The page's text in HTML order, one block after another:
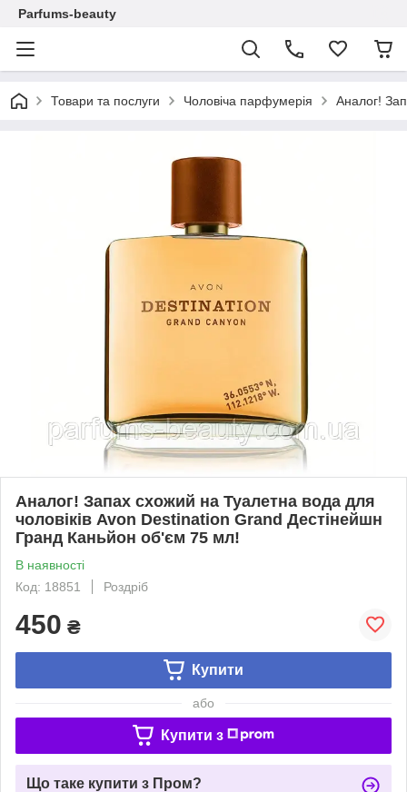
Parfums-beauty
Товари та послуги Чоловіча парфумерія Аналог!
Аналог! Запах схожий на Туалетна вода для
чоловіків Avon Destination Grand Дестінейшн
Гранд Каньйон об'єм 75 мл!
В наявності
Код: 18851
Роздріб
450 ₴
Купити
або
Купити з
Що таке купити з Пром?